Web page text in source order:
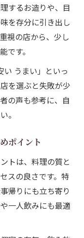
するお造りや、目
を存分に引き出し
視の店から、少し
です。
い うまい」といっ
を選ぶと失敗が少
の声も参考に、自
。
ポイント
トは、料理の質と
スの良さです。特
帰りにも立ち寄り
一人飲みにも最適